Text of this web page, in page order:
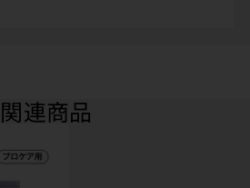
関連商品